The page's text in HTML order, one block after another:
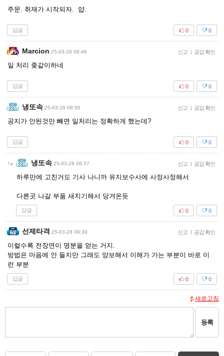
주문. 취재가 시작되자. 얍.
답글 0
0
Marcion 25-03-28 08:48 신고 | 공감 확인
일 처리 좆같이하네
답글 0
0
냉또속 25-03-28 08:56 신고 | 공감 확인
공지가 안된것만 빼면 일처리는 정확하게 했는데?
답글 0
0
냉또속 25-03-28 08:57 신고 | 공감 확인
하루만에 고친거도 기사 나니까 유지보수사에 사정사정해서
다른곳 나갈 부품 새치기해서 당겨온듯
답글 0
0
선제타격 25-03-28 09:39 신고 | 공감 확인
이럴수록 전장연이 명분을 얻는 거지.
방법은 마음에 안 들지만 그래도 양보해서 이해가 가는 부분이 바로 이
런 부분
답글 0
0
새로고침
등록